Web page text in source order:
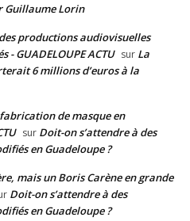
Guillaume Lorin
productions audiovisuelles
GUADELOUPE ACTU sur La
6 millions d’euros à la
de masque en
sur Doit-on s’attendre à des
en Guadeloupe ?
mais un Boris Carène en grande
Doit-on s’attendre à des
en Guadeloupe ?